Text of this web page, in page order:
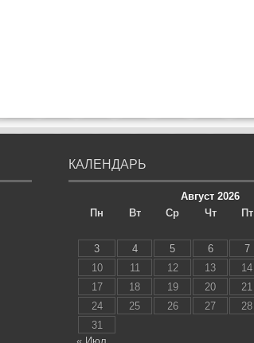
КАЛЕНДАРЬ
Август 2026
Пн
Вт Ср Чт Пт
3
4 5 6 7
10
11 12 13 14
17
18 19 20 21
24
25 26 27 28
31